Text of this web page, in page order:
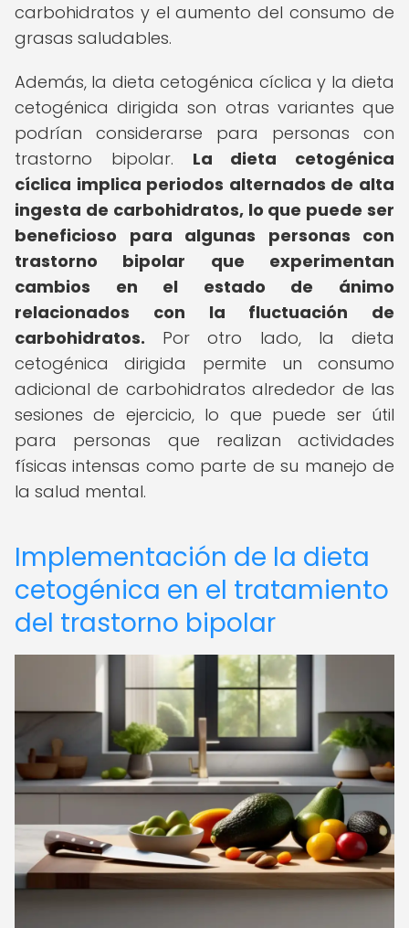
carbohidratos y el aumento del consumo de
grasas saludables.
Además, la dieta cetogénica cíclica y la dieta
cetogénica dirigida son otras variantes que
podrían considerarse para personas con
trastorno bipolar. La dieta cetogénica
cíclica implica periodos alternados de alta
ingesta de carbohidratos, lo que puede ser
beneficioso para algunas personas con
trastorno bipolar que experimentan
cambios en el estado de ánimo
relacionados con la fluctuación de
carbohidratos. Por otro lado, la dieta
cetogénica dirigida permite un consumo
adicional de carbohidratos alrededor de las
sesiones de ejercicio, lo que puede ser útil
para personas que realizan actividades
físicas intensas como parte de su manejo de
la salud mental.
Implementación de la dieta
cetogénica en el tratamiento
del trastorno bipolar